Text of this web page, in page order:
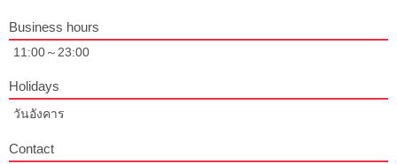
Business hours
11:00～23:00
Holidays
วันอังคาร
Contact